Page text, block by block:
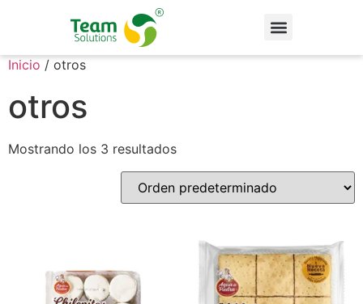
Inicio / otros
otros
Mostrando los 3 resultados